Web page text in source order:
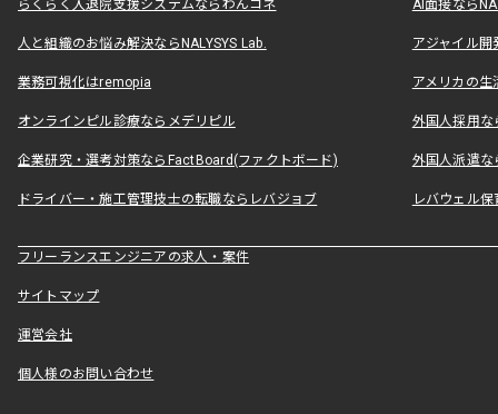
らくらく入退院支援システムならわんコネ AI面接なら
人と組織のお悩み解決ならNALYSYS Lab. アジャイル
業務可視化はremopia アメリカの
オンラインピル診療ならメデリピル 外国人採用
企業研究・選考対策ならFactBoard(ファクトボード) 外国人派遣な
ドライバー・施工管理技士の転職ならレバジョブ レバウェル
フリーランスエンジニアの求人・案件
サイトマップ
運営会社
個人様のお問い合わせ